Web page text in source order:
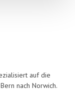
auf die
nach Norwich.